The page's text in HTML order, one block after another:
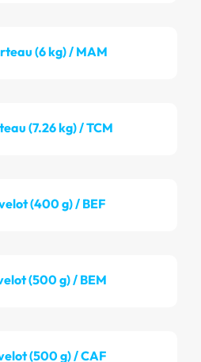
(6 kg) / MAM
(7.26 kg) / TCM
(400 g) / BEF
(500 g) / BEM
(500 g) / CAF